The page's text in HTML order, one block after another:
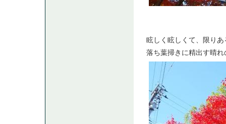
眩しく眩しくて、限り
落ち葉掃きに精出す晴れ